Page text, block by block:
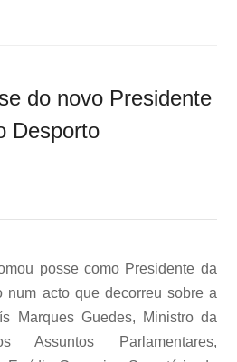
do novo Presidente
Desporto
posse como Presidente da
num acto que decorreu sobre a
Marques Guedes, Ministro da
Assuntos Parlamentares,